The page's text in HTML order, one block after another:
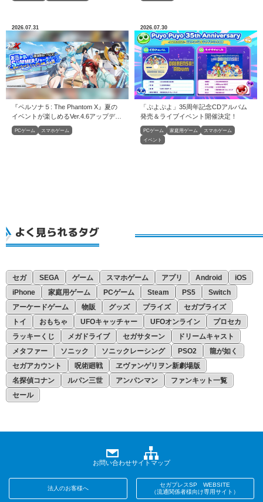
2026.07.31
PCゲーム スマホゲーム
『ペルソナ５: The Phantom X』夏の
イベントが楽しめるVer.4.6アップデー
トを実施
2026.07.30
PCゲーム 家庭用ゲーム
スマホゲーム
イベント
「ぷよぷよ」35周年記念CDアルバム
発売＆ライブイベント開催決定！
よく見られるタグ
セガ SEGA ゲーム スマホゲーム アプリ Android
iOS
iPhone
家庭用ゲーム PCゲーム Steam PS5
Switch
アーケードゲーム
物販 グッズ プライズ
セガプライズ
トイ
おもちゃ UFOキャッチャー UFOオンライン
プロセカ
ラッキーくじ
メガドライブ セガサターン
ドリームキャスト
メタファー
ソニック ソニックレーシング PSO2
龍が如く
セガアカウント
呪術廻戦
ヱヴァンゲリヲン新劇場版
名探偵コナン
ルパン三世 アンパンマン
ファンキット一覧
セール
お問い合わせサイトマップ
法人のお客様へ
セガプレスSP WEBSITE
（流通関係者様向け専用サイト）